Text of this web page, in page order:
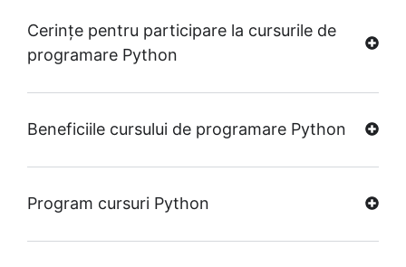
Cerințe pentru participare la cursurile de
programare Python
Beneficiile cursului de programare Python
Program cursuri Python